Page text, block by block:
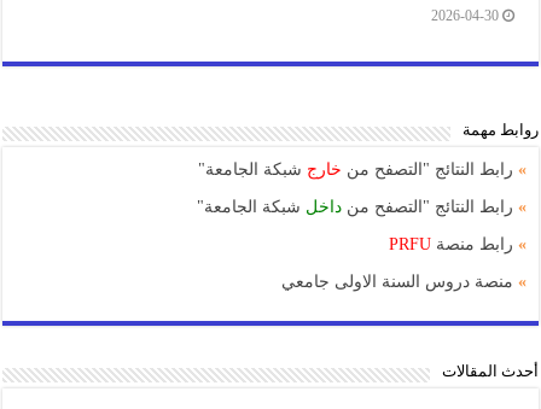
2026-04-30
روابط مهمة
» رابط النتائج "التصفح من خارج شبكة الجامعة"
» رابط النتائج "التصفح منداخل شبكة الجامعة"
» رابط منصةPRFU
» منصة دروس السنة الاولى جامعي
أحدث المقالات